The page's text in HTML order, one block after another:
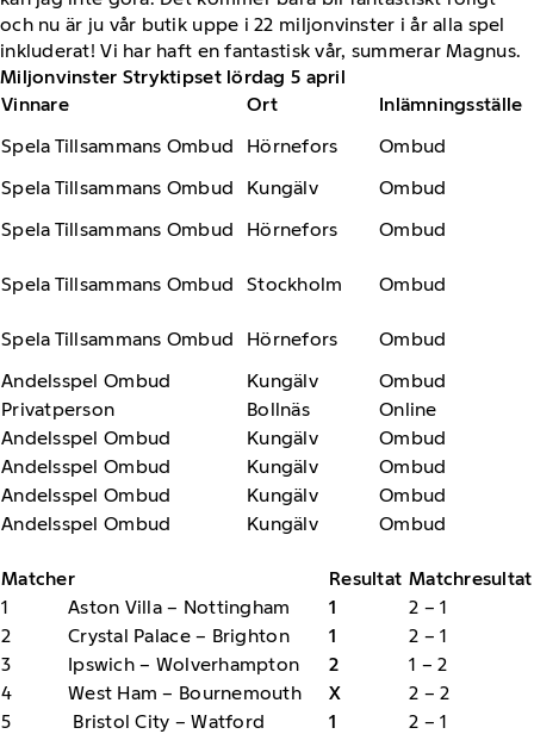
och nu är ju vår butik uppe i 22 miljonvinster i år alla spel
inkluderat! Vi har haft en fantastisk vår, summerar Magnus.
Miljonvinster Stryktipset lördag 5 april
Vinnare
Ort
Inlämningsställe
Spela Tillsammans Ombud
Hörnefors
Ombud
Spela Tillsammans Ombud
Kungälv
Ombud
Spela Tillsammans Ombud
Hörnefors Ombud
Spela Tillsammans Ombud Stockholm Ombud
Spela Tillsammans Ombud Hörnefors
Ombud
Andelsspel Ombud
Kungälv
Ombud
Privatperson
Bollnäs
Online
Andelsspel Ombud
Kungälv
Ombud
Andelsspel Ombud
Kungälv
Ombud
Andelsspel Ombud
Kungälv
Ombud
Andelsspel Ombud
Kungälv Ombud
Matcher Resultat Matchresultat
1
Aston Villa – Nottingham 1
2 – 1
2
Crystal Palace – Brighton 1
2 – 1
3
Ipswich – Wolverhampton 2
1 – 2
4
West Ham – Bournemouth X
2 – 2
5
Bristol City – Watford 1
2 – 1